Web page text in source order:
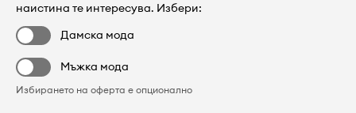
наистина те интересува. Избери:
Дамска мода
Мъжка мода
Избирането на оферта е опционално